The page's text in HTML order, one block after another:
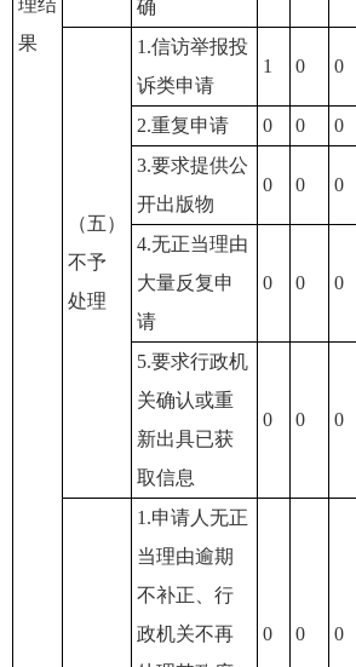
果
确
（五）
不予
处理
1.信访举报投
诉类申请
1 0 0
2.重复申请 0 0 0
3.要求提供公
开出版物
0 0 0
4.无正当理由
大量反复申
请
0 0 0
5.要求行政机
关确认或重
新出具已获
取信息
0 0 0
1.申请人无正
当理由逾期
不补正、行
政机关不再
0 0 0